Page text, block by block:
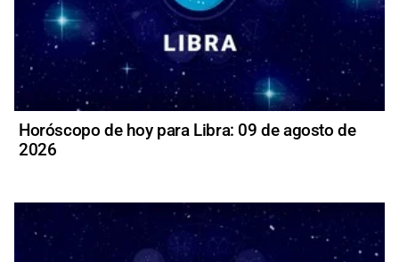
Horóscopo de hoy para Libra: 09 de agosto de
2026